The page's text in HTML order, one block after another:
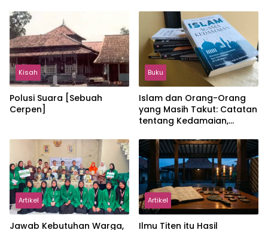
Jonggol
Kisah
Polusi Suara [Sebuah
Cerpen]
Buku
Islam dan Orang-Orang
yang Masih Takut: Catatan
tentang Kedamaian,
dalam Pemikiran Masykuri
Abdillah
Artikel
Jawab Kebutuhan Warga,
Artikel
Ilmu Titen itu Hasil